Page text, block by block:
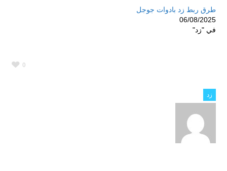
طرق ربط زد بادوات جوجل
06/08/2025
في "زد"
0
زد